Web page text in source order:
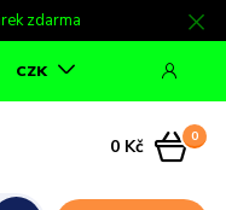
zdarma
CZK
0
0 Kč